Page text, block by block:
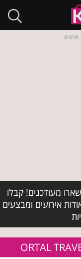
סניפים
מעודכנים! קבלו
אירועים ומבצעים